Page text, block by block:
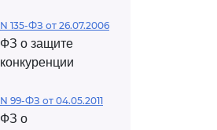
N 135-ФЗ от 26.07.2006
ФЗ о защите
конкуренции
N 99-ФЗ от 04.05.2011
ФЗ о